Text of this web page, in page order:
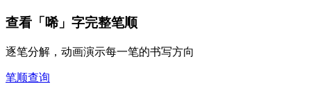
查看「唏」字完整笔顺
逐笔分解，动画演示每一笔的书写方向
笔顺查询